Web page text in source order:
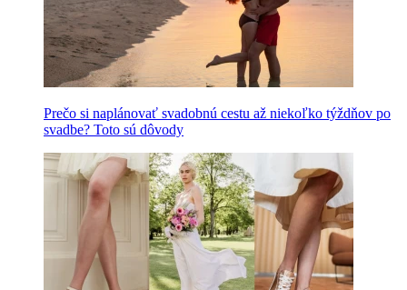
Prečo si naplánovať svadobnú cestu až niekoľko týždňov po
svadbe? Toto sú dôvody